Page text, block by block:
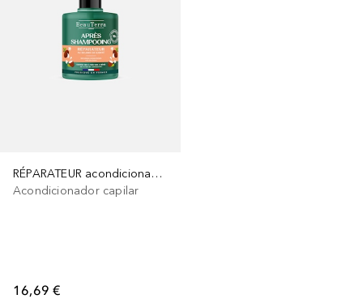
RÉPARATEUR acondicionador
Acondicionador capilar
16,69 €